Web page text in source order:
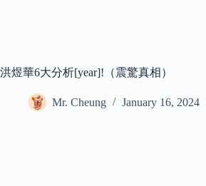
洪煜華6大分析[year]!（震驚真相）
Mr. Cheung January 16, 2024